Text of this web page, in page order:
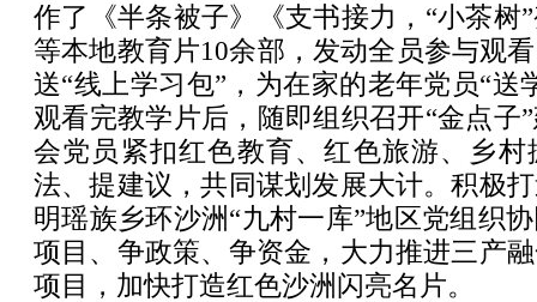
作了《半条被子》《支书接力，“小茶树
等本地教育片10余部，发动全员参与观
送“线上学习包”，为在家的老年党员“送
观看完教学片后，随即组织召开“金点子
会党员紧扣红色教育、红色旅游、乡村
法、提建议，共同谋划发展大计。积极
明瑶族乡环沙洲“九村一库”地区党组织
项目、争政策、争资金，大力推进三产
项目，加快打造红色沙洲闪亮名片。